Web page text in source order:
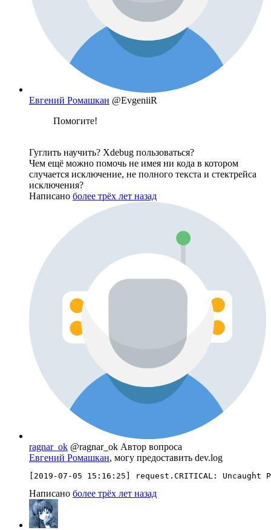
Евгений Ромашкан @EvgeniiR
Помогите!
Гуглить научить? Xdebug пользоваться?
Чем ещё можно помочь не имея ни кода в котором
случается исключение, не полного текста и стектрейса
исключения?
Написано более трёх лет назад
ragnar_ok @ragnar_ok Автор вопроса
Евгений Ромашкан, могу предоставить dev.log
[2019-07-05 15:16:25] request.CRITICAL:
Написано более трёх лет назад